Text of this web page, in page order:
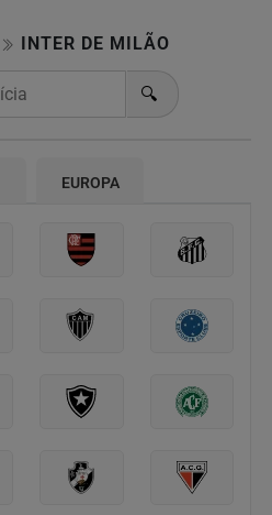
INTER DE MILÃO
🔍
EUROPA